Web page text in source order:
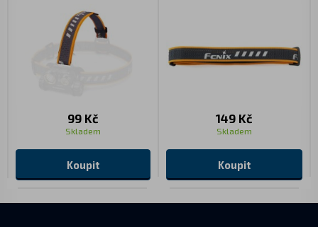
99 Kč
Skladem
Koupit
149 Kč
Skladem
Koupit